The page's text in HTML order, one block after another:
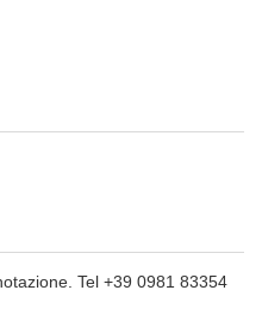
Tel +39 0981 83354